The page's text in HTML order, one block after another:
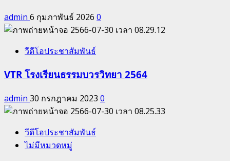
admin 6 กุมภาพันธ์ 2026 0
วีดีโอประชาสัมพันธ์
VTR โรงเรียนธรรมบวรวิทยา 2564
admin 30 กรกฎาคม 2023 0
วีดีโอประชาสัมพันธ์
ไม่มีหมวดหมู่